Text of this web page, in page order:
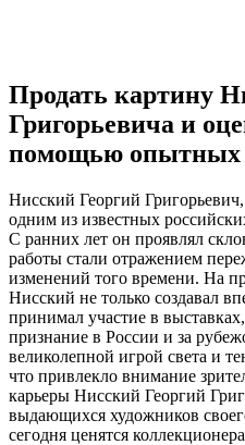
Продать картину
Григорьевича и
помощью опытных
Нисский Георгий
одним из известных
С ранних лет он проявлял
работы стали отражением
изменений того времени. На
Нисский не только создавал
принимал участие в
признание в России и за
великолепной игрой света и
что привлекло внимание
карьеры Нисский Георгий
выдающихся художников
сегодня ценятся